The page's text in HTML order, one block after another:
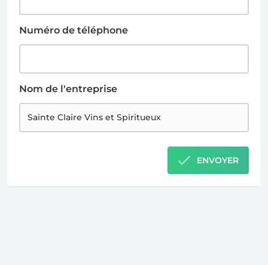
Numéro de téléphone
Nom de l'entreprise
ENVOYER